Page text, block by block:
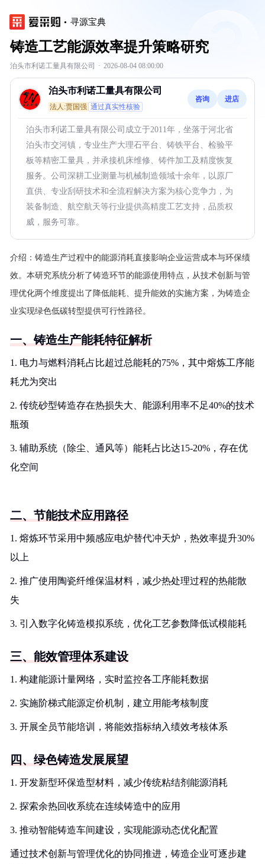
寻源宝典
铸造工艺能源效率提升策略研究
泊头市利诺工量具有限公司 · 2026-08-04 08:00:00
泊头市利诺工量具有限公司
法人:贾国强 通过真实性核验
咨询 进店
泊头市利诺工量具有限公司成立于2011年，坐落于河北省
泊头市交河镇，专业生产大理石平台、铸铁平台、检验平
板等精密工量具，并承接机床维修、铸件加工及精度恢复
服务。公司深耕工业测量与机械制造领域十余年，以原厂
直供、专业刮研技术和全流程解决方案为核心竞争力，为
装备制造、航空航天等行业提供高精度工艺支持，品质权
威，服务可靠。
介绍： 铸造生产过程中的能源消耗直接影响企业运营成本与环保绩
效。本研究系统分析了铸造环节的能源使用特点，从技术创新与管
理优化两个维度提出了降低能耗、提升能效的实施方案，为铸造企
业实现绿色低碳转型提供可行性路径。
一、铸造生产能耗特征解析
1. 电力与燃料消耗占比超过总能耗的75%，其中熔炼工序能
耗尤为突出
2. 传统砂型铸造存在热损失大、能源利用率不足40%的技术
瓶颈
3. 辅助系统（除尘、通风等）能耗占比达15-20%，存在优
化空间
二、节能技术应用路径
1. 熔炼环节采用中频感应电炉替代冲天炉，热效率提升30%
以上
2. 推广使用陶瓷纤维保温材料，减少热处理过程的热能散
失
3. 引入数字化铸造模拟系统，优化工艺参数降低试模能耗
三、能效管理体系建设
1. 构建能源计量网络，实时监控各工序能耗数据
2. 实施阶梯式能源定价机制，建立用能考核制度
3. 开展全员节能培训，将能效指标纳入绩效考核体系
四、绿色铸造发展展望
1. 开发新型环保造型材料，减少传统粘结剂能源消耗
2. 探索余热回收系统在连续铸造中的应用
3. 推动智能铸造车间建设，实现能源动态优化配置
通过技术创新与管理优化的协同推进，铸造企业可逐步建